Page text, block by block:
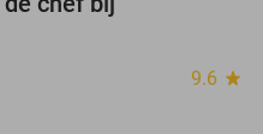
9.6 star